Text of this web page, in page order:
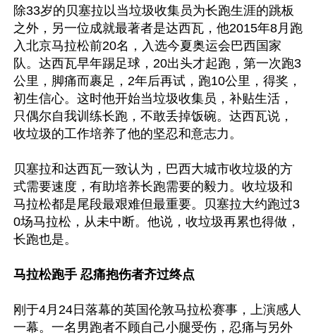
除33岁的贝塞拉以当垃圾收集员为长跑生涯的跳板
之外，另一位成就最著者是达西瓦，他2015年8月跑
入北京马拉松前20名，入选今夏奥运会巴西国家
队。达西瓦早年踢足球，20出头才起跑，第一次跑3
公里，脚痛而裹足，2年后再试，跑10公里，得奖，
初生信心。这时他开始当垃圾收集员，补贴生活，
只偶尔自我训练长跑，不敢丢掉饭碗。达西瓦说，
收垃圾的工作培养了他的坚忍和意志力。
贝塞拉和达西瓦一致认为，巴西大城市收垃圾的方
式需要速度，有助培养长跑需要的毅力。收垃圾和
马拉松都是尾段最艰难但最重要。贝塞拉大约跑过3
0场马拉松，从未中断。他说，收垃圾再累也得做，
长跑也是。
马拉松跑手 忍痛抱伤者齐过终点
刚于4月24日落幕的英国伦敦马拉松赛事，上演感人
一幕。一名男跑者不顾自己小腿受伤，忍痛与另外